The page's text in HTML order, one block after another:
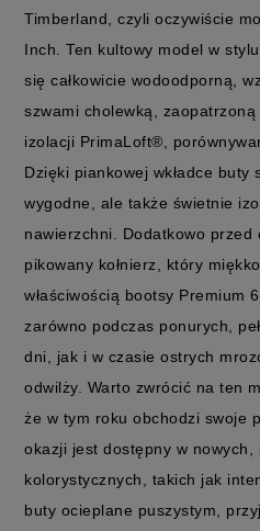
Timberland, czyli oczywiście
Inch. Ten kultowy model w
się całkowicie wodoodporną,
szwami cholewką,
izolacji PrimaLoft®,
Dzięki piankowej wkładce buty
wygodne, ale także świetnie
nawierzchni. Dodatkowo przed
pikowany kołnierz, który
właściwością bootsy Premium
zarówno podczas ponurych,
dni, jak i w czasie ostrych
odwilży. Warto zwrócić na ten
że w tym roku obchodzi swoje
okazji jest dostępny w nowych,
kolorystycznych, takich jak
buty ocieplane puszystym,